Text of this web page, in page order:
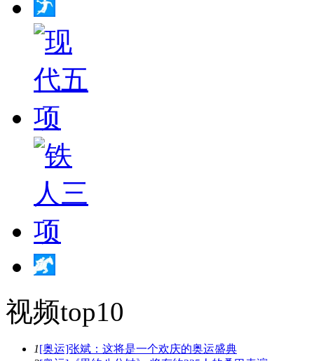
视频top10
1[奥运]张斌：这将是一个欢庆的奥运盛典